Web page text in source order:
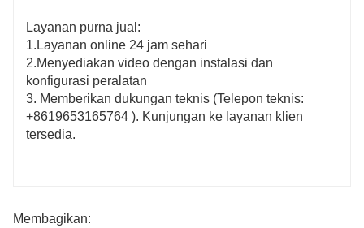
Layanan purna jual:
1.Layanan online 24 jam sehari
2.Menyediakan video dengan instalasi dan
konfigurasi peralatan
3. Memberikan dukungan teknis (Telepon teknis:
+8619653165764 ). Kunjungan ke layanan klien
tersedia.
Membagikan: